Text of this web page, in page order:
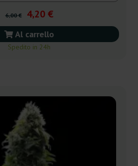
6,00 € 4,20 €
Al carrello
Spedito in 24h